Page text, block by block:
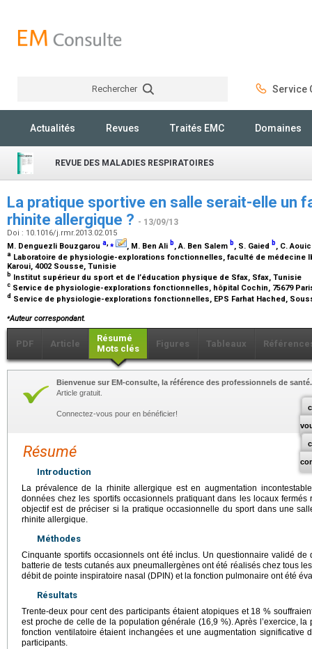
Rechercher Service
Actualités Revues Traités EMC Domaines
REVUE DES MALADIES RESPIRATOIRES
La pratique sportive en salle serait-elle un
rhinite allergique ? - 13/09/13
Doi : 10.1016/j.rmr.2013.02.015
M. Denguezli Bouzgarou a,⁎ , M. Ben Ali b, A. Ben Salem b, S. Gaied b, C.
a Laboratoire de physiologie-explorations fonctionnelles, faculté de médecine
Karoui, 4002 Sousse, Tunisie
b Institut supérieur du sport et de l’éducation physique de Sfax, Sfax, Tunisie
c Service de physiologie-explorations fonctionnelles, hôpital Cochin, 75679
d Service de physiologie-explorations fonctionnelles, EPS Farhat Hached,
⁎Auteur correspondant.
PDF Article
Résumé
Mots clés
Figures Tableaux
Bienvenue sur EM-consulte, la référence des professionnels de santé.
Article gratuit.
Connectez-vous pour en bénéficier!
Résumé
Introduction
La prévalence de la rhinite allergique est en augmentation
données chez les sportifs occasionnels pratiquant dans les locaux fermés
objectif est de préciser si la pratique occasionnelle du sport dans une
rhinite allergique.
Méthodes
Cinquante sportifs occasionnels ont été inclus. Un questionnaire validé
batterie de tests cutanés aux pneumallergènes ont été réalisés chez tous
débit de pointe inspiratoire nasal (DPIN) et la fonction pulmonaire ont été
Résultats
Trente-deux pour cent des participants étaient atopiques et 18 %
est proche de celle de la population générale (16,9 %). Après l’exercice,
fonction ventilatoire étaient inchangées et une augmentation significative
participants.